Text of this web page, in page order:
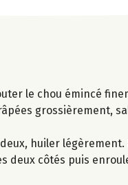
le chou émincé
grossièrement,
huiler
deux côtés puis